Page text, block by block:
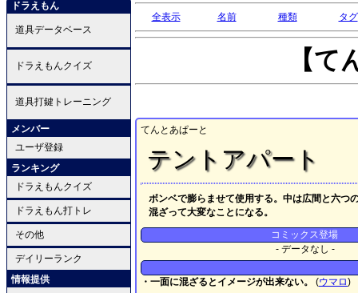
ドラえもん
道具データベース
ドラえもんクイズ
道具打鍵トレーニング
メンバー
ユーザ登録
ランキング
ドラえもんクイズ
ドラえもん打トレ
その他
デイリーランク
情報提供
全表示 名前 種類 タグ
【
てんとあぱーと
テントアパート
ボンベで膨らませて使用する。中は広間と六つ
混ざって大変なことになる。
コミックス登場
- データなし -
・一面に混ざるとイメージが出来ない。 (ウマロ)